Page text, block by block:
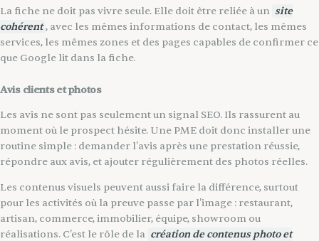
La fiche ne doit pas vivre seule. Elle doit être reliée à un site
cohérent , avec les mêmes informations de contact, les mêmes
services, les mêmes zones et des pages capables de confirmer ce
que Google lit dans la fiche.
Avis clients et photos
Les avis ne sont pas seulement un signal SEO. Ils rassurent au
moment où le prospect hésite. Une PME doit donc installer une
routine simple : demander l'avis après une prestation réussie,
répondre aux avis, et ajouter régulièrement des photos réelles.
Les contenus visuels peuvent aussi faire la différence, surtout
pour les activités où la preuve passe par l'image : restaurant,
artisan, commerce, immobilier, équipe, showroom ou
réalisations. C'est le rôle de la création de contenus photo et